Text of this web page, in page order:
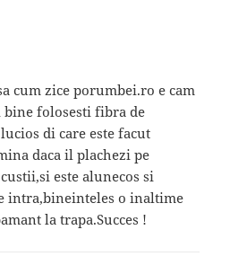
cum zice porumbei.ro e cam
bine folosesti fibra de
di care este facut
daca il plachezi pe
este alunecos si
intra,bineinteles o inaltime
la trapa.Succes !